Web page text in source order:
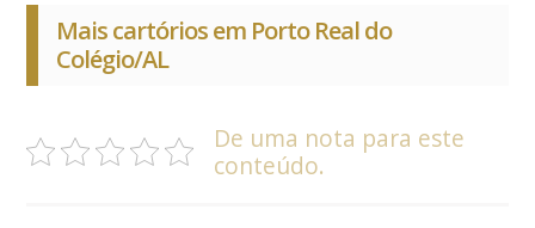
Mais cartórios em Porto Real do
Colégio/AL
De uma nota para este
conteúdo.